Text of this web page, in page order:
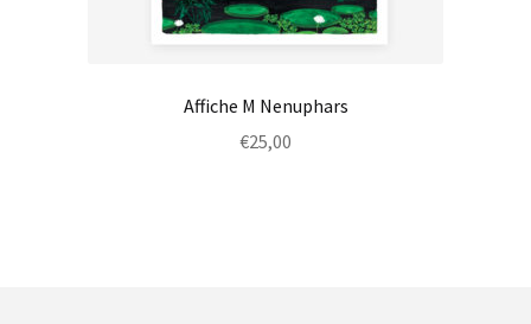
Affiche M Nenuphars
€25,00